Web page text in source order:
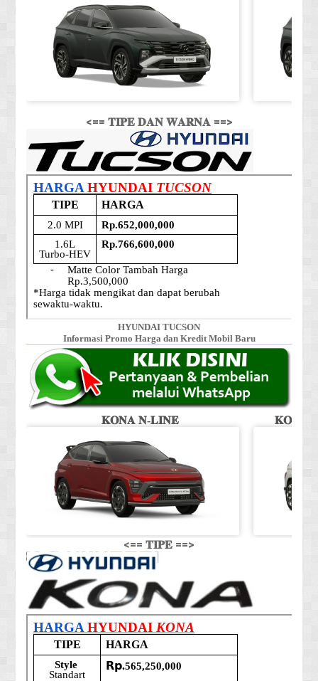
<== 𝐓𝐈𝐏𝐄 𝐃𝐀𝐍 𝐖𝐀𝐑𝐍𝐀 ==>
HYUNDAI TUCSON
Informasi Promo Harga dan Kredit Mobil Baru
𝐊𝐎𝐍𝐀 𝐍-𝐋𝐈𝐍𝐄 𝐊𝐎𝐍𝐀
<== 𝐓𝐈𝐏𝐄 ==>